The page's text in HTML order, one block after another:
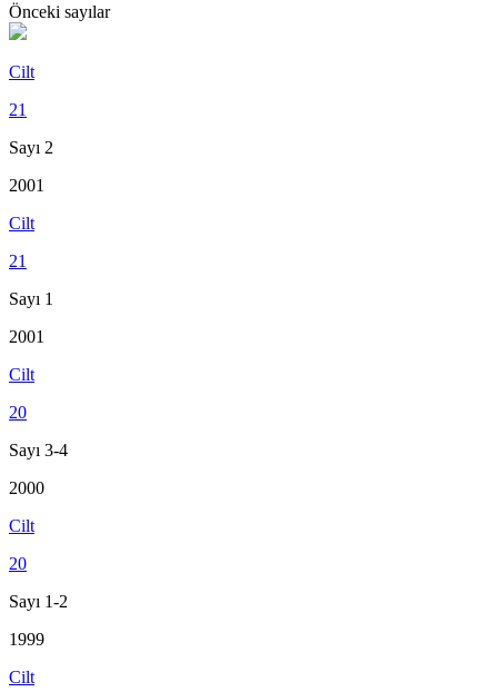
Önceki sayılar
Cilt
21
Sayı 2
2001
Cilt
21
Sayı 1
2001
Cilt
20
Sayı 3-4
2000
Cilt
20
Sayı 1-2
1999
Cilt